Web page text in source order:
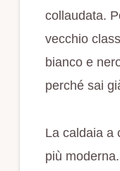
collaudata.
vecchio
bianco e
perché sai
La caldaia a
più